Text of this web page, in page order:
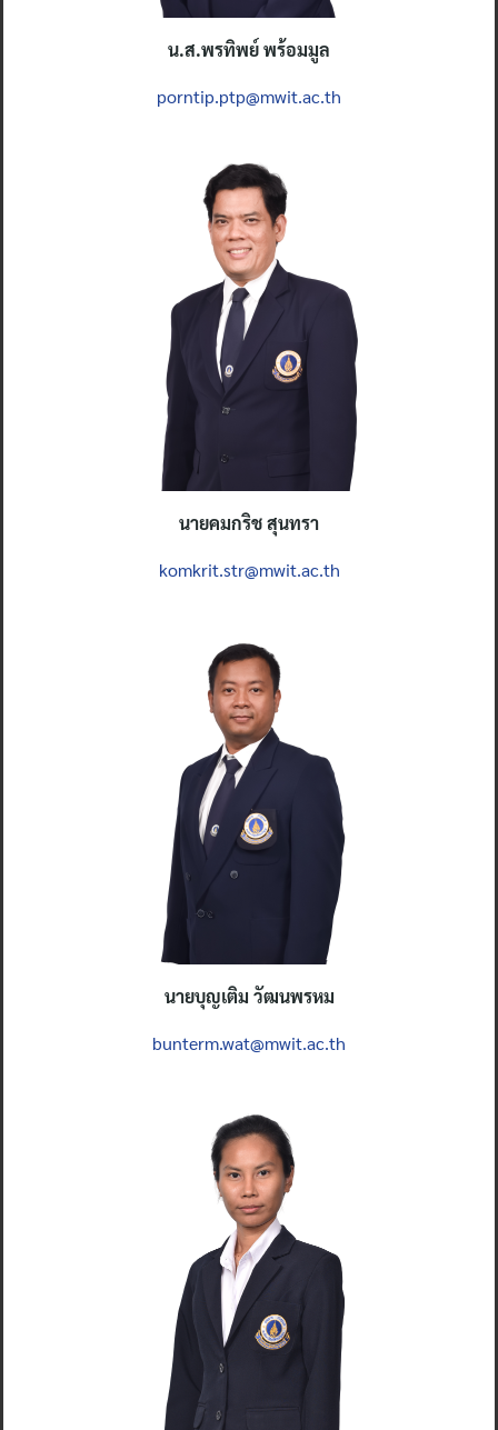
น.ส.พรทิพย์ พร้อมมูล
porntip.ptp@mwit.ac.th
นายคมกริช สุนทรา
komkrit.str@mwit.ac.th
นายบุญเติม วัฒนพรหม
bunterm.wat@mwit.ac.th